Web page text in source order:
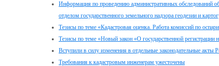
Информация по проведению административных обследований
отделом государственного земельного надзора геодезии и
Тезисы по теме «Кадастровая оценка. Работа комиссий по
Тезисы по теме «Новый закон «О государственной регистрации
Вступили в силу изменения в отдельные законодательные акты
Требования к кадастровым инженерам ужесточены